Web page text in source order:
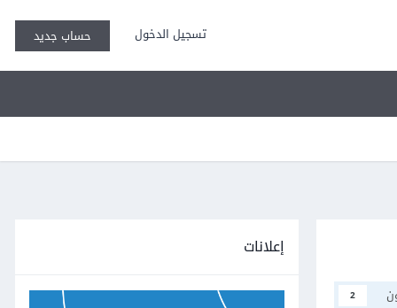
تسجيل الدخول حساب جديد
2
إعلانات